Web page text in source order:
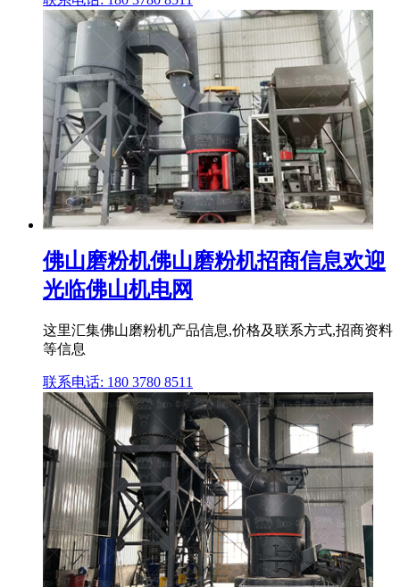
佛山磨粉机佛山磨粉机招商信息欢迎
光临佛山机电网
这里汇集佛山磨粉机产品信息,价格及联系方式,招商资料
等信息
联系电话: 180 3780 8511